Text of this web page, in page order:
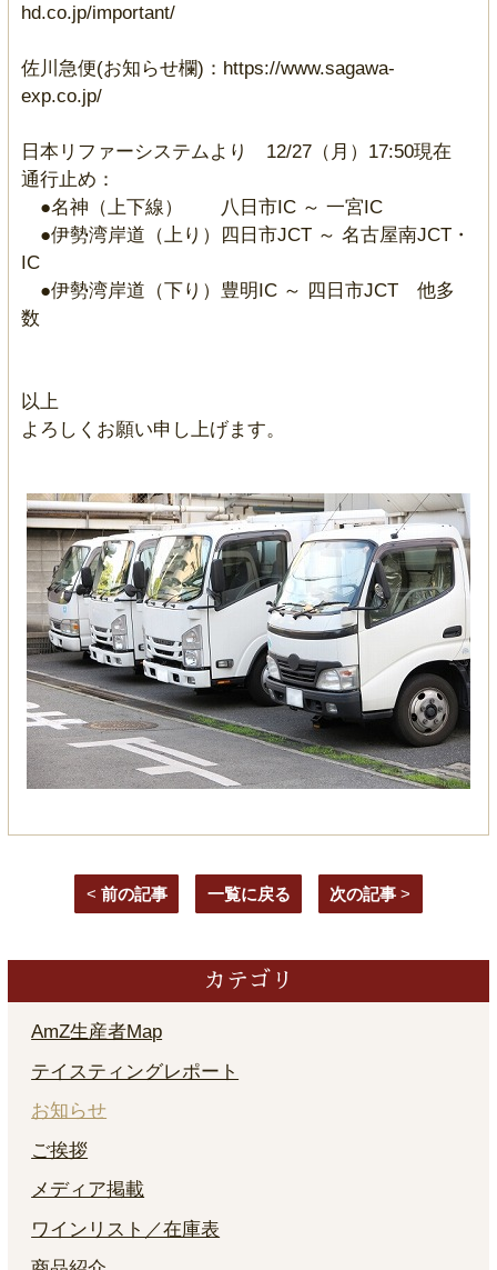
hd.co.jp/important/
佐川急便(お知らせ欄)：https://www.sagawa-
exp.co.jp/
日本リファーシステムより 12/27（月）17:50現在
通行止め：
●名神（上下線） 八日市IC ～ 一宮IC
●伊勢湾岸道（上り）四日市JCT ～ 名古屋南JCT・
IC
●伊勢湾岸道（下り）豊明IC ～ 四日市JCT 他多
数
以上
よろしくお願い申し上げます。
< 前の記事 一覧に戻る 次の記事 >
カテゴリ
AmZ生産者Map
テイスティングレポート
お知らせ
ご挨拶
メディア掲載
ワインリスト／在庫表